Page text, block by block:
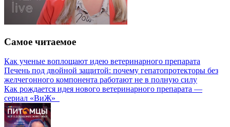
Самое читаемое
Как ученые воплощают идею ветеринарного препарата
Печень под двойной защитой: почему гепатопротекторы без
желчегонного компонента работают не в полную силу
Как рождается идея нового ветеринарного препарата —
сериал «ВиЖ»